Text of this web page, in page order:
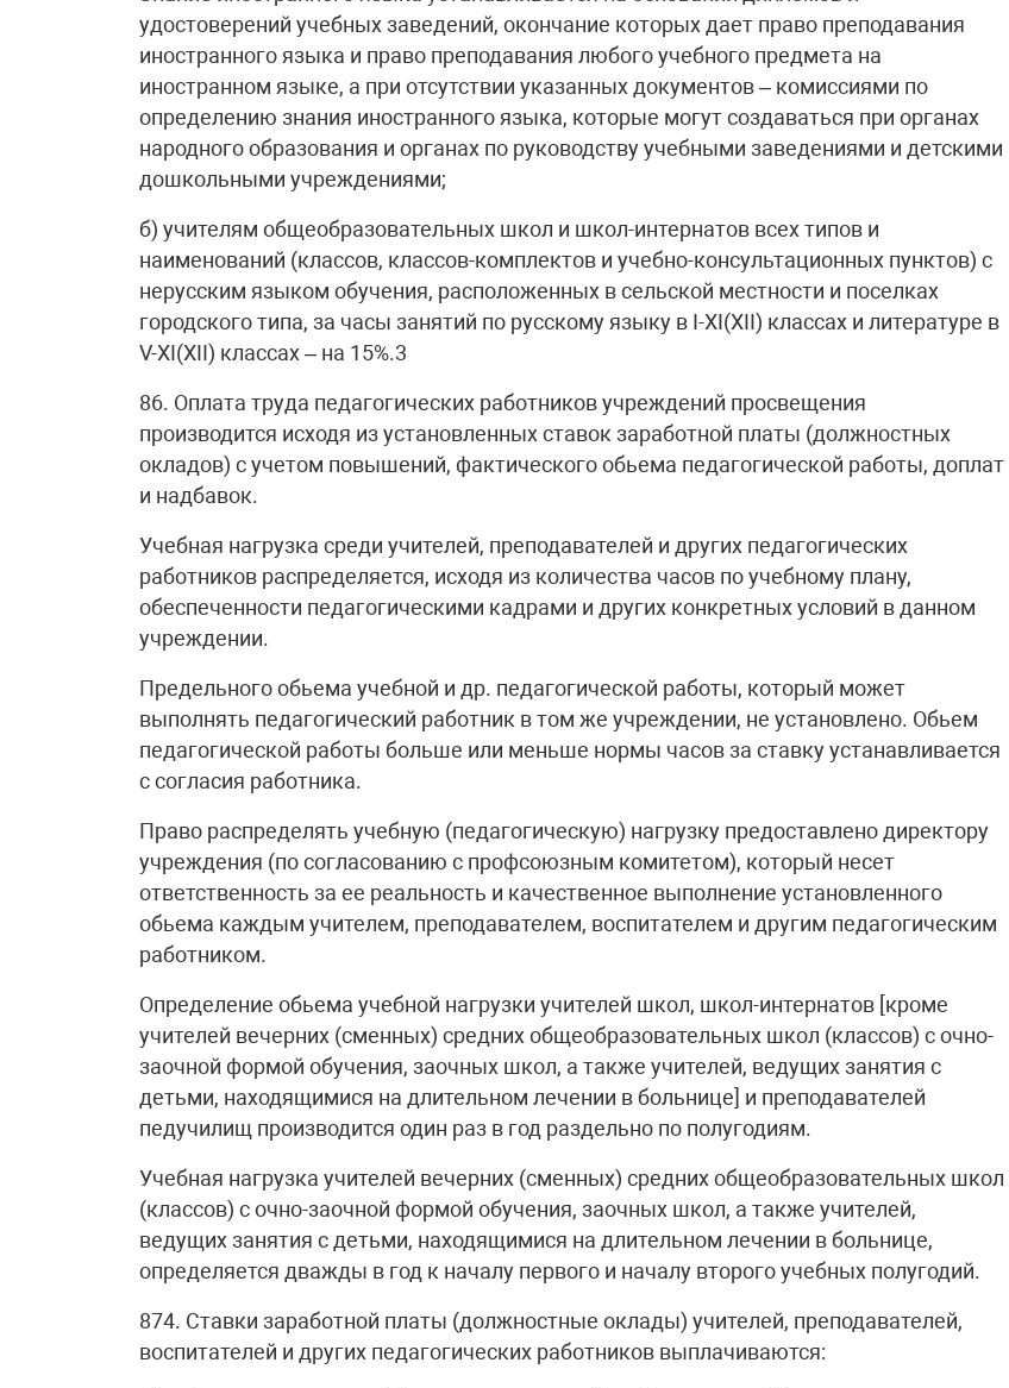
удостоверений учебных заведений, окончание которых дает право преподавания
иностранного языка и право преподавания любого учебного предмета на
иностранном языке, а при отсутствии указанных документов – комиссиями по
определению знания иностранного языка, которые могут создаваться при органах
народного образования и органах по руководству учебными заведениями и детскими
дошкольными учреждениями;
б) учителям общеобразовательных школ и школ-интернатов всех типов и
наименований (классов, классов-комплектов и учебно-консультационных пунктов) с
нерусским языком обучения, расположенных в сельской местности и поселках
городского типа, за часы занятий по русскому языку в I-XI(XII) классах и литературе в
V-XI(XII) классах – на 15%.3
86. Оплата труда педагогических работников учреждений просвещения
производится исходя из установленных ставок заработной платы (должностных
окладов) с учетом повышений, фактического обьема педагогической работы, доплат
и надбавок.
Учебная нагрузка среди учителей, преподавателей и других педагогических
работников распределяется, исходя из количества часов по учебному плану,
обеспеченности педагогическими кадрами и других конкретных условий в данном
учреждении.
Предельного обьема учебной и др. педагогической работы, который может
выполнять педагогический работник в том же учреждении, не установлено. Обьем
педагогической работы больше или меньше нормы часов за ставку устанавливается
с согласия работника.
Право распределять учебную (педагогическую) нагрузку предоставлено директору
учреждения (по согласованию с профсоюзным комитетом), который несет
ответственность за ее реальность и качественное выполнение установленного
обьема каждым учителем, преподавателем, воспитателем и другим педагогическим
работником.
Определение обьема учебной нагрузки учителей школ, школ-интернатов [кроме
учителей вечерних (сменных) средних общеобразовательных школ (классов) с очно-
заочной формой обучения, заочных школ, а также учителей, ведущих занятия с
детьми, находящимися на длительном лечении в больнице] и преподавателей
педучилищ производится один раз в год раздельно по полугодиям.
Учебная нагрузка учителей вечерних (сменных) средних общеобразовательных школ
(классов) с очно-заочной формой обучения, заочных школ, а также учителей,
ведущих занятия с детьми, находящимися на длительном лечении в больнице,
определяется дважды в год к началу первого и началу второго учебных полугодий.
874. Ставки заработной платы (должностные оклады) учителей, преподавателей,
воспитателей и других педагогических работников выплачиваются: